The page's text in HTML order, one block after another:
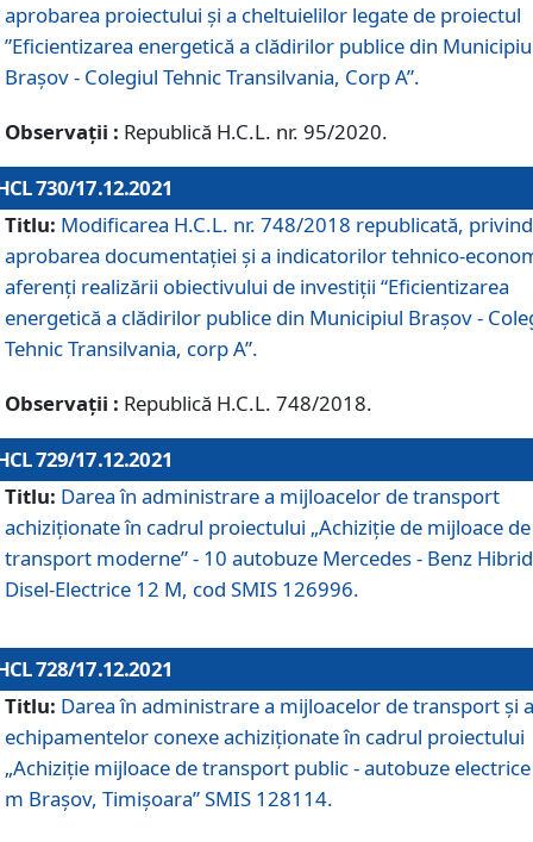
aprobarea proiectului și a cheltuielilor legate de proiectul
”Eficientizarea energetică a clădirilor publice din
Brașov - Colegiul Tehnic Transilvania, Corp A”.
Observații : Republică H.C.L. nr. 95/2020.
730/17.12.2021
Titlu: Modificarea H.C.L. nr. 748/2018 republicată, privind
aprobarea documentației și a indicatorilor tehnico-
aferenți realizării obiectivului de investiții “Eficientizarea
energetică a clădirilor publice din Municipiul Brașov -
Tehnic Transilvania, corp A”.
Observații : Republică H.C.L. 748/2018.
729/17.12.2021
Titlu: Darea în administrare a mijloacelor de transport
achiziționate în cadrul proiectului „Achiziţie de mijloace de
transport moderne” - 10 autobuze Mercedes - Benz Hibrid
Disel-Electrice 12 M, cod SMIS 126996.
728/17.12.2021
Titlu: Darea în administrare a mijloacelor de transport și a
echipamentelor conexe achiziționate în cadrul proiectului
„Achiziție mijloace de transport public - autobuze
m Brașov, Timișoara” SMIS 128114.